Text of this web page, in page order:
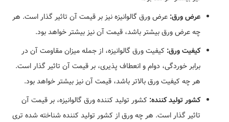
عرض ورق: عرض ورق گالوانیزه نیز بر قیمت آن تاثیر گذار است. هر
چه عرض ورق بیشتر باشد، قیمت آن نیز بیشتر خواهد بود.
کیفیت ورق: کیفیت ورق گالوانیزه، از جمله میزان مقاومت آن در
برابر خوردگی، دوام و انعطاف پذیری، بر قیمت آن تاثیر گذار است.
هر چه کیفیت ورق بالاتر باشد، قیمت آن نیز بیشتر خواهد بود.
کشور تولید کننده: کشور تولید کننده ورق گالوانیزه، بر قیمت آن
تاثیر گذار است. هر چه ورق از کشور تولید کننده شناخته شده تری